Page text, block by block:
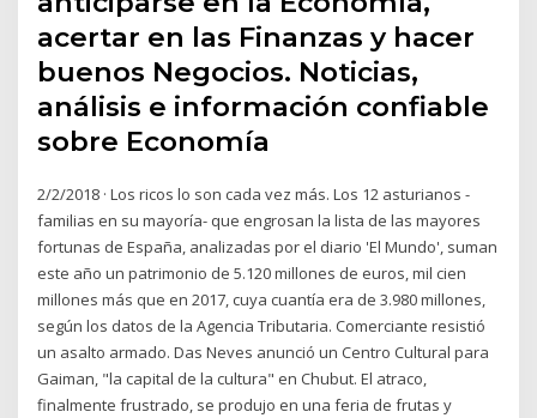
acertar en las Finanzas y hacer
buenos Negocios. Noticias,
análisis e información confiable
sobre Economía
2/2/2018 · Los ricos lo son cada vez más. Los 12 asturianos -
familias en su mayoría- que engrosan la lista de las mayores
fortunas de España, analizadas por el diario 'El Mundo', suman
este año un patrimonio de 5.120 millones de euros, mil cien
millones más que en 2017, cuya cuantía era de 3.980 millones,
según los datos de la Agencia Tributaria. Comerciante resistió
un asalto armado. Das Neves anunció un Centro Cultural para
Gaiman, "la capital de la cultura" en Chubut. El atraco,
finalmente frustrado, se produjo en una feria de frutas y